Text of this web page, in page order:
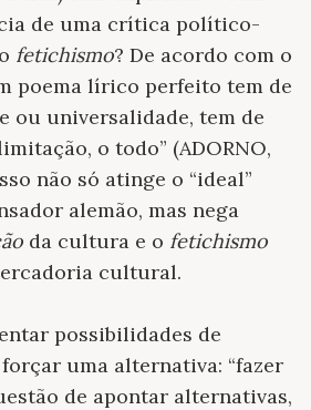
de uma crítica político-
fetichismo? De acordo com o
poema lírico perfeito tem de
ou universalidade, tem de
o todo” (ADORNO,
não só atinge o “ideal”
alemão, mas nega
da cultura e o fetichismo
cultural.
possibilidades de
uma alternativa: “fazer
de apontar alternativas,